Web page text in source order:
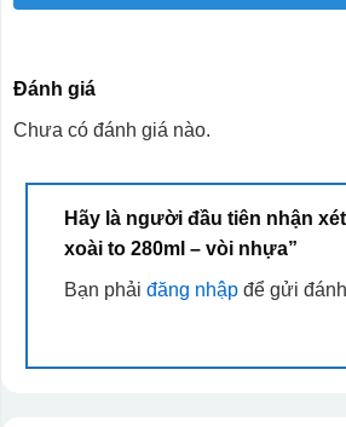
Đánh giá
Chưa có đánh giá nào.
Hãy là người đầu tiên nhận
xoài to 280ml – vòi nhựa”
Bạn phải đăng nhậpđể gửi